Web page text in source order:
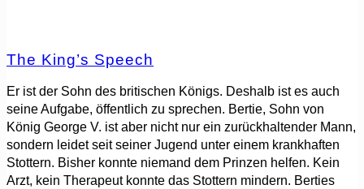
The King’s Speech
Er ist der Sohn des britischen Königs. Deshalb ist es auch
seine Aufgabe, öffentlich zu sprechen. Bertie, Sohn von
König George V. ist aber nicht nur ein zurückhaltender Mann,
sondern leidet seit seiner Jugend unter einem krankhaften
Stottern. Bisher konnte niemand dem Prinzen helfen. Kein
Arzt, kein Therapeut konnte das Stottern mindern. Berties